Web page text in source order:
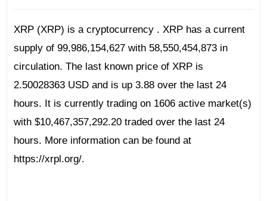
XRP (XRP) is a cryptocurrency . XRP has a current
supply of 99,986,154,627 with 58,550,454,873 in
circulation. The last known price of XRP is
2.50028363 USD and is up 3.88 over the last 24
hours. It is currently trading on 1606 active market(s)
with $10,467,357,292.20 traded over the last 24
hours. More information can be found at
https://xrpl.org/.